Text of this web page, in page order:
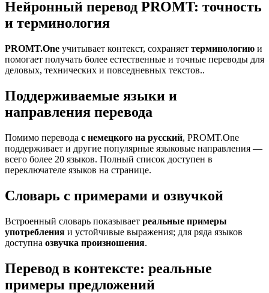
Нейронный перевод PROMT: точность
и терминология
PROMT.One учитывает контекст, сохраняет терминологию и
помогает получать более естественные и точные переводы для
деловых, технических и повседневных текстов..
Поддерживаемые языки и
направления перевода
Помимо перевода с немецкого на русский, PROMT.One
поддерживает и другие популярные языковые направления —
всего более 20 языков. Полный список доступен в
переключателе языков на странице.
Словарь с примерами и озвучкой
Встроенный словарь показывает реальные примеры
употребления и устойчивые выражения; для ряда языков
доступна озвучка произношения.
Перевод в контексте: реальные
примеры предложений